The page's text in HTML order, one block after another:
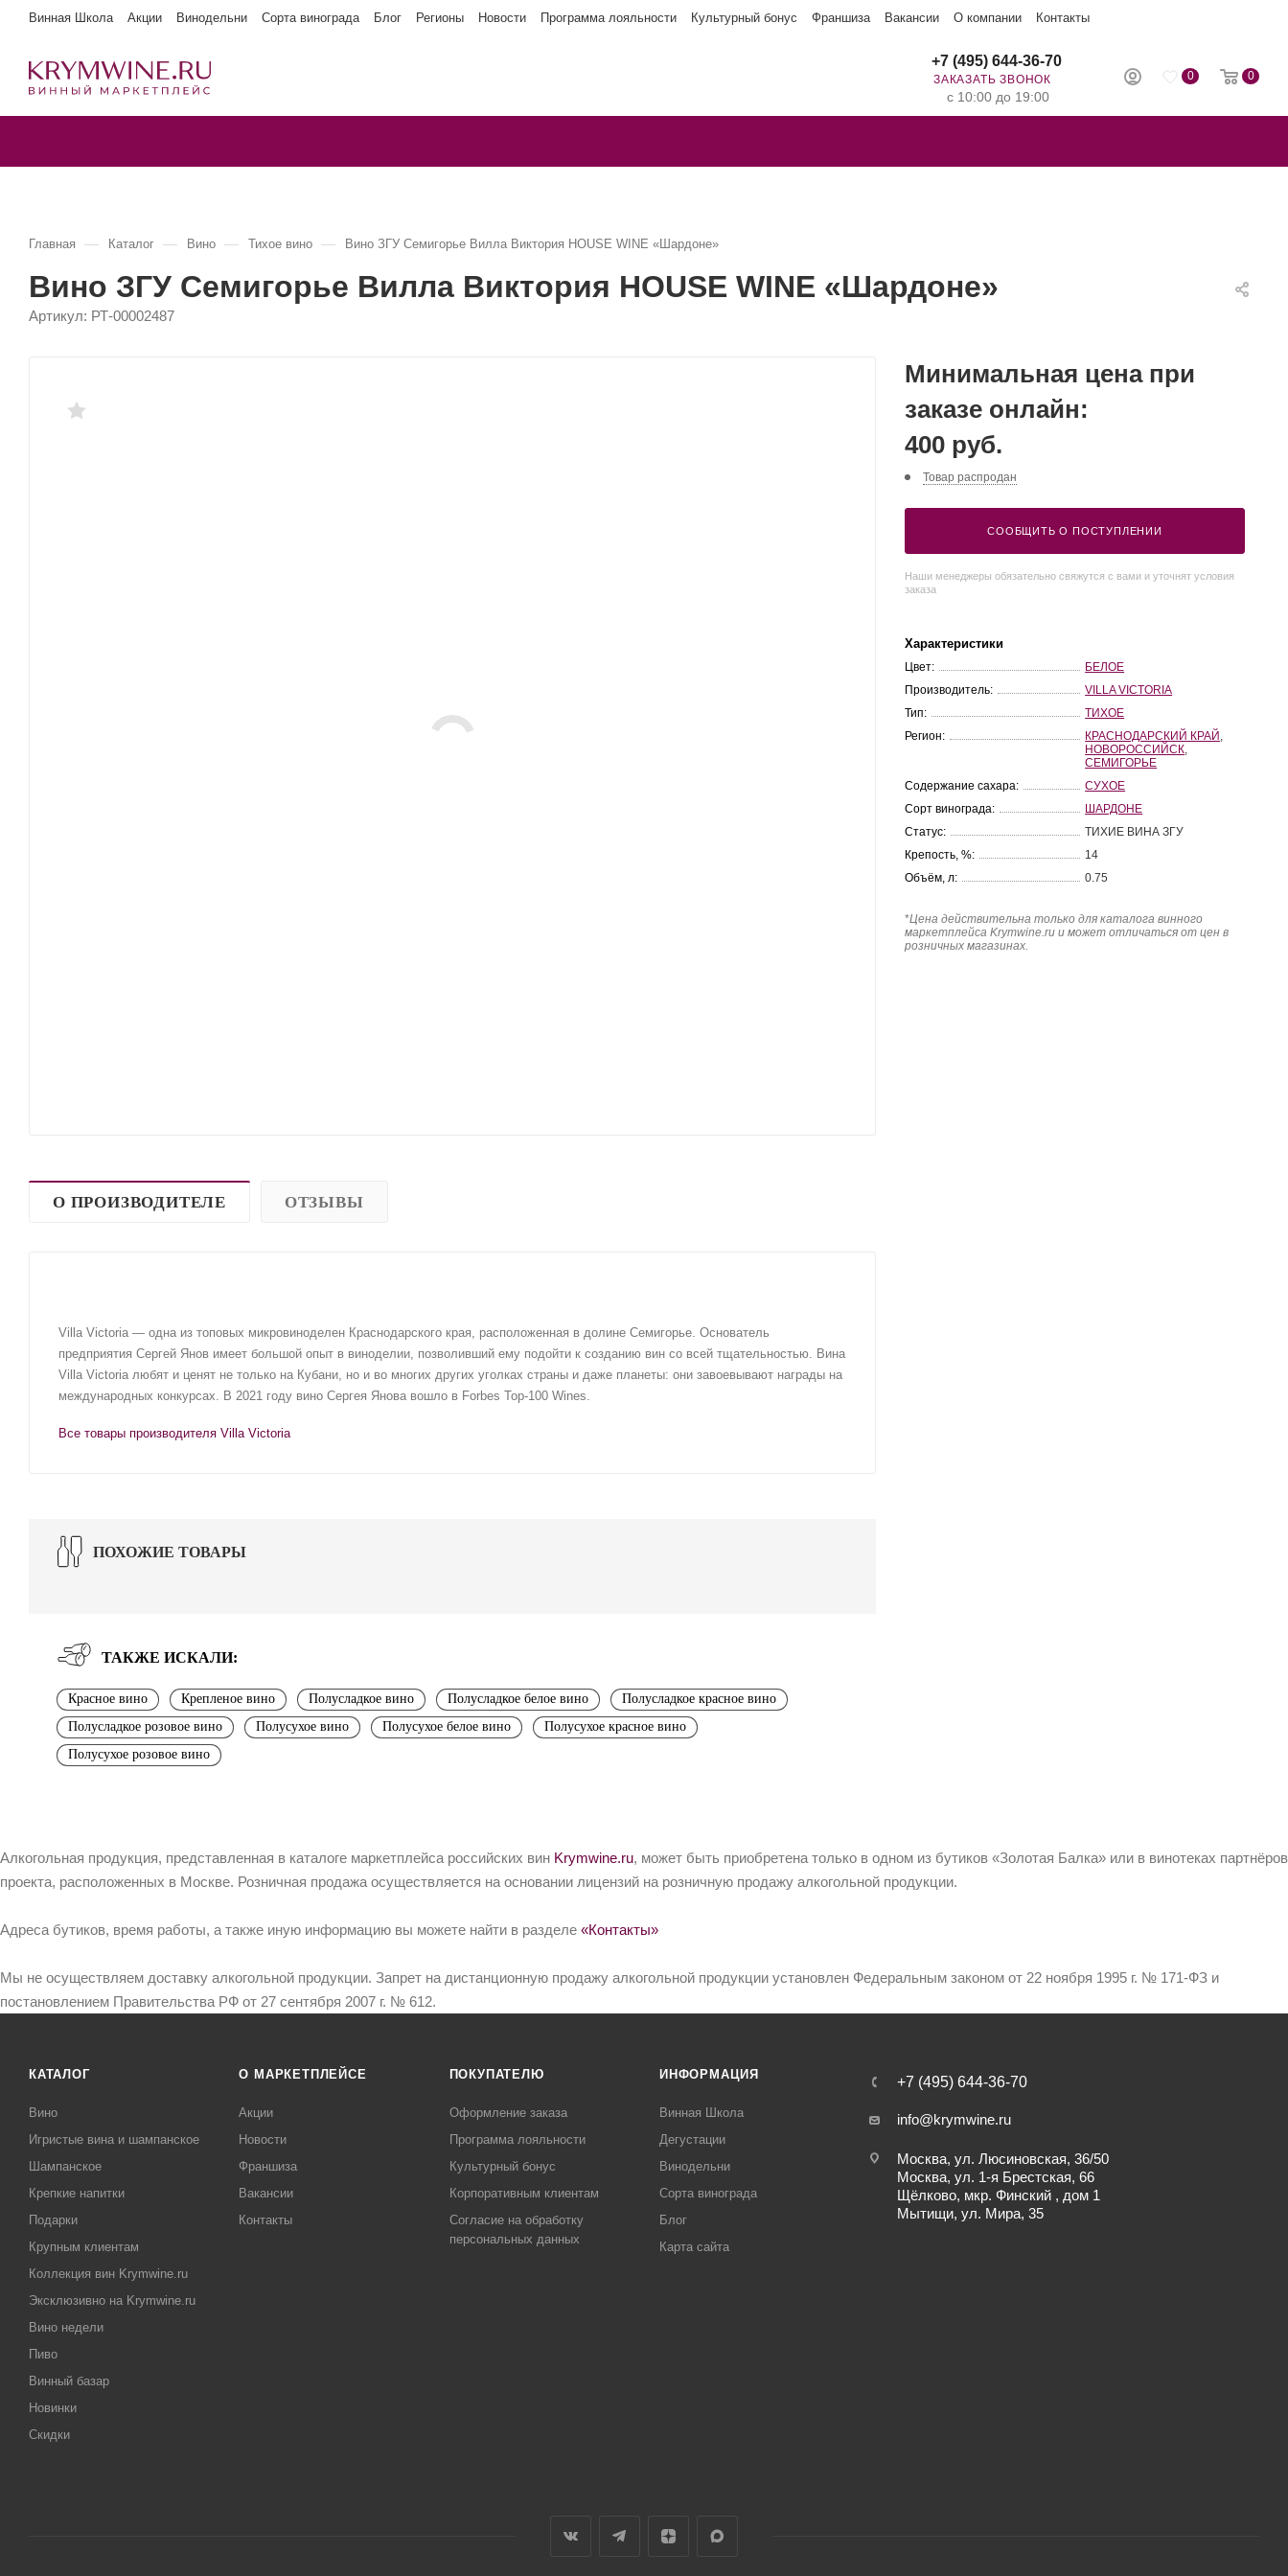
Винная Школа Акции Винодельни Сорта винограда Блог Регионы Новости Программа лояльности Культурный бонус Франшиза Вакансии О компании Контакты
0 0
+7 (495) 644-36-70
ЗАКАЗАТЬ ЗВОНОК
с 10:00 до 19:00
Главная — Каталог — Вино — Тихое вино — Вино ЗГУ Семигорье Вилла Виктория HOUSE WINE «Шардоне»
Вино ЗГУ Семигорье Вилла Виктория HOUSE WINE «Шардоне»
Артикул: РТ-00002487
О ПРОИЗВОДИТЕЛЕ ОТЗЫВЫ
Villa Victoria — одна из топовых микровиноделен Краснодарского края, расположенная в долине Семигорье. Основатель
предприятия Сергей Янов имеет большой опыт в виноделии, позволивший ему подойти к созданию вин со всей тщательностью. Вина
Villa Victoria любят и ценят не только на Кубани, но и во многих других уголках страны и даже планеты: они завоевывают награды на
международных конкурсах. В 2021 году вино Сергея Янова вошло в Forbes Top-100 Wines.
Все товары производителя Villa Victoria
ПОХОЖИЕ ТОВАРЫ
ТАКЖЕ ИСКАЛИ:
Красное вино Крепленое вино Полусладкое вино Полусладкое белое вино
Полусладкое красное вино
Полусладкое розовое вино
Полусухое вино Полусухое белое вино
Полусухое красное вино
Полусухое розовое вино
Минимальная цена при
заказе онлайн:
400 руб.
Товар распродан
СООБЩИТЬ О ПОСТУПЛЕНИИ
Наши менеджеры обязательно свяжутся с вами и уточнят условия
заказа
Характеристики
Цвет:
БЕЛОЕ
Производитель:
VILLA VICTORIA
Тип:
ТИХОЕ
Регион:
КРАСНОДАРСКИЙ КРАЙ
НОВОРОССИЙСК
СЕМИГОРЬЕ
Содержание сахара:
СУХОЕ
Сорт винограда:
ШАРДОНЕ
Статус:
ТИХИЕ ВИНА ЗГУ
Крепость, %:
14
Объём, л:
0.75
*Цена действительна только для каталога винного
маркетплейса Krymwine.ru и может отличаться от цен в
розничных магазинах.
Алкогольная продукция, представленная в каталоге маркетплейса российских вин Krymwine.ru, может быть приобретена только в одном из бутиков «Золотая Балка» или в винотеках партнёров
проекта, расположенных в Москве. Розничная продажа осуществляется на основании лицензий на розничную продажу алкогольной продукции.
Адреса бутиков, время работы, а также иную информацию вы можете найти в разделе «Контакты»
Мы не осуществляем доставку алкогольной продукции. Запрет на дистанционную продажу алкогольной продукции установлен Федеральным законом от 22 ноября 1995 г. № 171-ФЗ и
постановлением Правительства РФ от 27 сентября 2007 г. № 612.
КАТАЛОГ
Вино
Игристые вина и шампанское
Шампанское
Крепкие напитки
Подарки
Крупным клиентам
Коллекция вин Krymwine.ru
Эксклюзивно на Krymwine.ru
Вино недели
Пиво
Винный базар
Новинки
Скидки
О МАРКЕТПЛЕЙСЕ
Акции
Новости
Франшиза
Вакансии
Контакты
ПОКУПАТЕЛЮ
Оформление заказа
Программа лояльности
Культурный бонус
Корпоративным клиентам
Согласие на обработку
персональных данных
ИНФОРМАЦИЯ
Винная Школа
Дегустации
Винодельни
Сорта винограда
Блог
Карта сайта
+7 (495) 644-36-70
info@krymwine.ru
Москва, ул. Люсиновская, 36/50
Москва, ул. 1-я Брестская, 66
Щёлково, мкр. Финский , дом 1
Мытищи, ул. Мира, 35